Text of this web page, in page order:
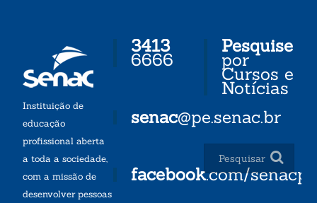
Instituição de
educação
profissional aberta
a toda a sociedade,
com a missão de
desenvolver pessoas
3413
6666
senac@pe.senac.br
facebook.com/senacpe
Pesquise
por
Cursos e
Notícias